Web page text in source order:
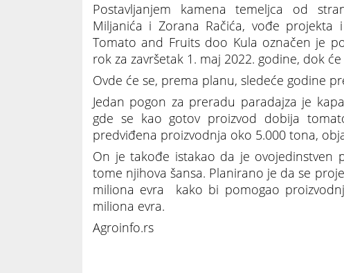
Postavljanjem kamena temeljca od
Miljanića i Zorana Račića, vođe projekta
Tomato and Fruits doo Kula označen je
rok za završetak 1. maj 2022. godine, dok
Ovde će se, prema planu, sledeće godine
Jedan pogon za preradu paradajza je
gde se kao gotov proizvod dobija
predviđena proizvodnja oko 5.000 tona,
On je takođe istakao da je
tome njihova šansa. Planirano je da se
miliona evra kako bi pomogao
miliona evra.
Agroinfo.rs